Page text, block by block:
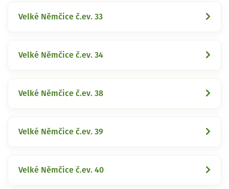
Velké Němčice č.ev. 33
Velké Němčice č.ev. 34
Velké Němčice č.ev. 38
Velké Němčice č.ev. 39
Velké Němčice č.ev. 40